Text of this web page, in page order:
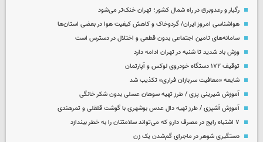
رگبار و رعدوبرق در راه شمال کشور؛ تهران خنک‌تر می‌شود
هواشناسی امروز ایران/ گردوخاک و کاهش کیفیت هوا در بعضی استان‌ها
سامانه‌های تامین اجتماعی بدون قطعی و اختلال در دسترس است
وزش باد شدید تا شنبه در تهران ادامه دارد
توقیف ۱۷۲ دستگاه خودروی لوکس و آپارتمان
شایعه «معافیت سربازان فراری» تکذیب شد
آموزش شیرینی پزی / طرز تهیه سوهان عسلی بدون شکر خانگی
آموزش آشپزی / طرز تهیه دال عدس بوشهری با گوشت قلقلی و تمرهندی
۷ اشتباه رایج در مصرف دارو که می‌تواند سلامتتان را به خطر بیندازد
دستگیری شوهر در ماجرای گم‌شدن یک زن